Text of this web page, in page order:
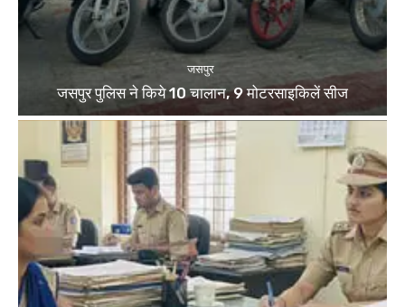
जसपुर
जसपुर पुलिस ने किये 10 चालान, 9 मोटरसाइकिलें सीज